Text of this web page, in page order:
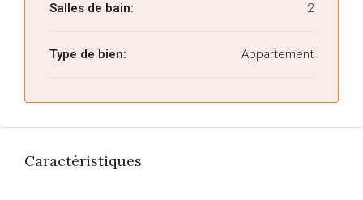
Salles de bain: 2
Type de bien: Appartement
Caractéristiques